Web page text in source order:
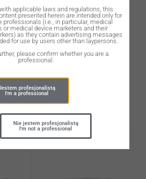
CART
applicable laws and regulations, this
presented herein are intended only for
professionals (i.e., in particular, medical
or medical device marketers and their
as they contain advertising messages
for use by users other than laypersons.
please confirm whether you are a
professional.
profesjonalistą
I'm a professional
Nie jestem profesjonalistą
I'm not a professional